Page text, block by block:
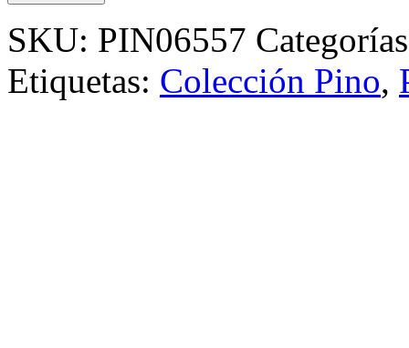
SKU: PIN06557
Etiquetas: Colección Pino,